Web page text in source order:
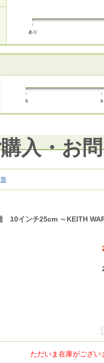
あり
Ｓ Ａ
入・お
10インチ25cm ～KEITH
ただいま在庫がござい